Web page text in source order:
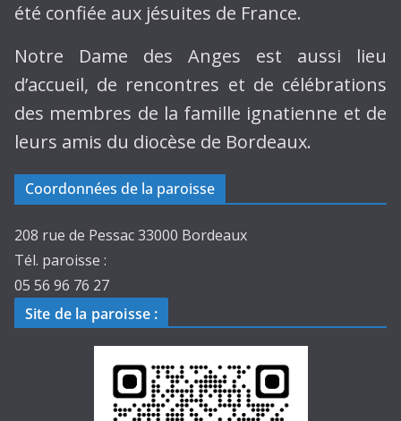
été confiée aux jésuites de France.
Notre Dame des Anges est aussi lieu
d’accueil, de rencontres et de célébrations
des membres de la famille ignatienne et de
leurs amis du diocèse de Bordeaux.
Coordonnées de la paroisse
208 rue de Pessac 33000 Bordeaux
Tél. paroisse :
05 56 96 76 27
Site de la paroisse :